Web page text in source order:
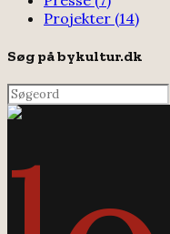
Projekter (14)
Søg på bykultur.dk
Search
for: